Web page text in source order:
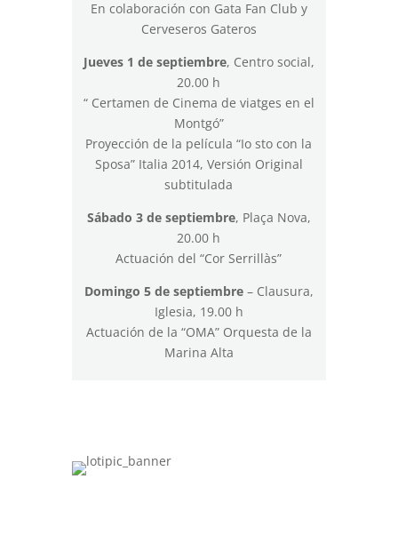
En colaboración con Gata Fan Club y
Cerveseros Gateros
Jueves 1 de septiembre, Centro social,
20.00 h
“ Certamen de Cinema de viatges en el
Montgó”
Proyección de la película “Io sto con la
Sposa” Italia 2014, Versión Original
subtitulada
Sábado 3 de septiembre, Plaça Nova,
20.00 h
Actuación del “Cor Serrillàs”
Domingo 5 de septiembre– Clausura,
Iglesia, 19.00 h
Actuación de la “OMA” Orquesta de la
Marina Alta